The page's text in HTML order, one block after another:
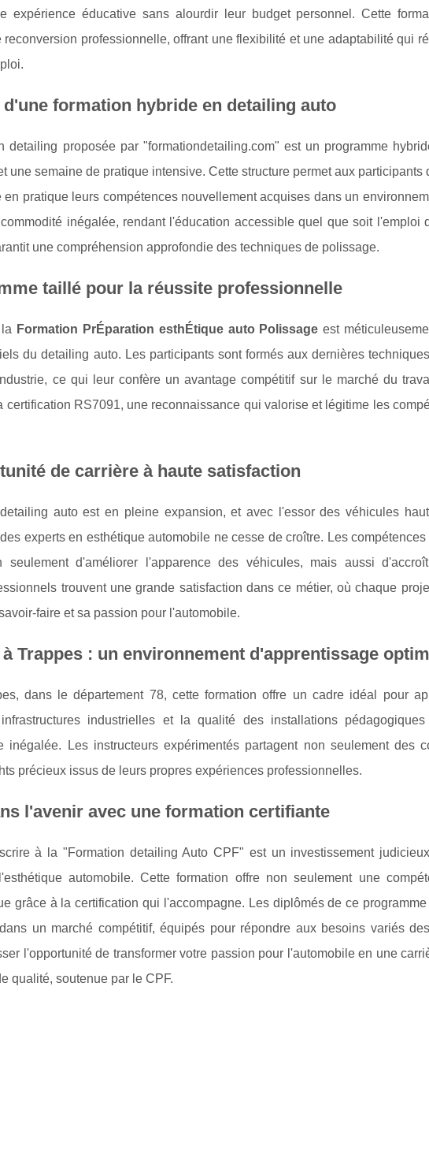
expérience éducative sans alourdir leur budget personnel. Cette
reconversion professionnelle, offrant une flexibilité et une adaptabilité qui
d'une formation hybride en detailing auto
detailing proposée par "formationdetailing.com" est un programme
une semaine de pratique intensive. Cette structure permet aux participants
en pratique leurs compétences nouvellement acquises dans un
inégalée, rendant l'éducation accessible quel que soit l'emploi
une compréhension approfondie des techniques de polissage.
taillé pour la réussite professionnelle
Formation PrÉparation esthÉtique auto Polissage est
du detailing auto. Les participants sont formés aux dernières
ce qui leur confère un avantage compétitif sur le marché du
certification RS7091, une reconnaissance qui valorise et légitime les
de carrière à haute satisfaction
auto est en pleine expansion, et avec l'essor des véhicules
experts en esthétique automobile ne cesse de croître. Les
seulement d'améliorer l'apparence des véhicules, mais aussi
trouvent une grande satisfaction dans ce métier, où chaque
faire et sa passion pour l'automobile.
Trappes : un environnement d'apprentissage
dans le département 78, cette formation offre un cadre idéal pour
industrielles et la qualité des installations
inégalée. Les instructeurs expérimentés partagent non seulement des
précieux issus de leurs propres expériences professionnelles.
l'avenir avec une formation certifiante
à la "Formation detailing Auto CPF" est un investissement
automobile. Cette formation offre non seulement une
grâce à la certification qui l'accompagne. Les diplômés de ce
un marché compétitif, équipés pour répondre aux besoins variés
l'opportunité de transformer votre passion pour l'automobile en une
qualité, soutenue par le CPF.